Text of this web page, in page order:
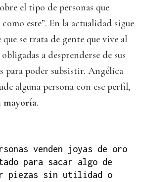
el tipo de personas que
este”. En la actualidad sigue
se trata de gente que vive al
a desprenderse de sus
para poder subsistir. Angélica
alguna persona con ese perfil,
mayoría.
venden joyas de oro
para sacar algo de
piezas sin utilidad o